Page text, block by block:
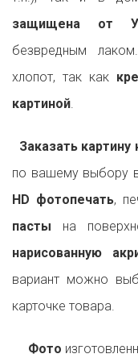
защищена от
безвредным
хлопот, так как
картиной.
Заказать
по вашему выбору
HD фотопечать,
пасты на
нарисованную
вариант можно
карточке товара.
Фото